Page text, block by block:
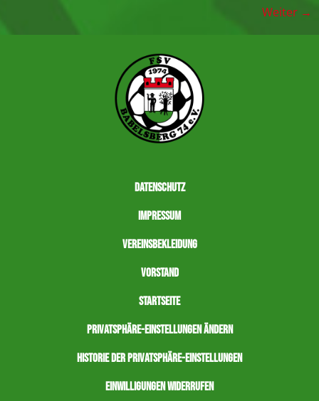
Weiter →
Datenschutz
Impressum
Vereinsbekleidung
Vorstand
Startseite
Privatsphäre-Einstellungen ändern
Historie der Privatsphäre-Einstellungen
Einwilligungen widerrufen